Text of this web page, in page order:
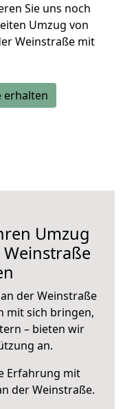
Sie uns noch
Umzug von
Weinstraße mit
erhalten
Umzug
der Weinstraße
mit sich bringen,
– bieten wir
an.
Erfahrung mit
der Weinstraße.